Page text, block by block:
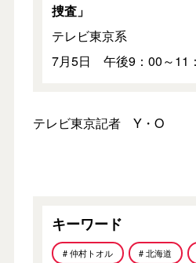
捜査」
テレビ東京系
7月5日 午後9：00～11
テレビ東京記者 Y・O
キーワード
# 仲村トオル # 北海道